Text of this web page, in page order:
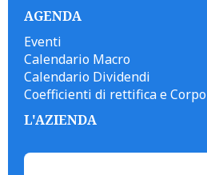
AGENDA
Eventi
Calendario Macro
Calendario Dividendi
Coefficienti di rettifica e
L'AZIENDA